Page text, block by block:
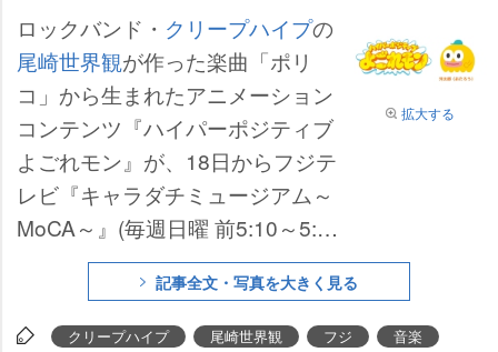
拡大する
ロックバンド・ クリープハイプの
尾崎世界観が作った楽曲「ポリ
コ」から生まれたアニメーション
コンテンツ『ハイパーポジティブ
よごれモン』が、18日からフジテ
レビ『キャラダチミュージアム～
MoCA～』(毎週日曜 前5:10～5:4
0)内で放送開始となる。
記事全文・写真を大きく見る
クリープハイプ 尾崎世界観 フジ
音楽